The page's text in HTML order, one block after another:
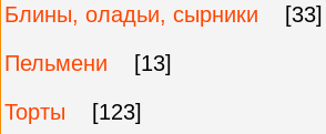
Блины, оладьи, сырники
[33]
Пельмени
[13]
Торты
[123]